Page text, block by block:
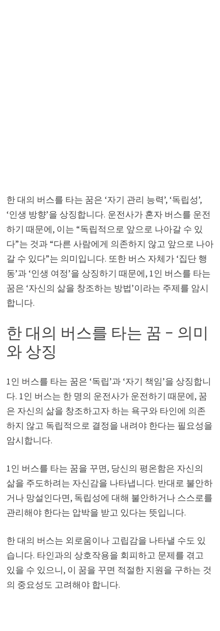
한 대의 버스를 타는 꿈은 ‘자기 관리 능력’, ‘독립성’,
‘인생 방향’을 상징합니다. 운전사가 혼자 버스를 운전
하기 때문에, 이는 “독립적으로 앞으로 나아갈 수 있
다”는 것과 “다른 사람에게 의존하지 않고 앞으로 나아
갈 수 있다”는 의미입니다. 또한 버스 자체가 ‘집단 행
동’과 ‘인생 여정’을 상징하기 때문에, 1인 버스를 타는
꿈은 ‘자신의 삶을 창조하는 방법’이라는 주제를 암시
합니다.
한 대의 버스를 타는 꿈 – 의미
와 상징
1인 버스를 타는 꿈은 ‘독립’과 ‘자기 책임’을 상징합니
다. 1인 버스는 한 명의 운전사가 운전하기 때문에, 꿈
은 자신의 삶을 창조하고자 하는 욕구와 타인에 의존
하지 않고 독립적으로 결정을 내려야 한다는 필요성을
암시합니다.
1인 버스를 타는 꿈을 꾸면, 당신의 평온함은 자신의
삶을 주도하려는 자신감을 나타냅니다. 반대로 불안하
거나 망설인다면, 독립성에 대해 불안하거나 스스로를
관리해야 한다는 압박을 받고 있다는 뜻입니다.
한 대의 버스는 외로움이나 고립감을 나타낼 수도 있
습니다. 타인과의 상호작용을 회피하고 문제를 겪고
있을 수 있으니, 이 꿈을 꾸면 적절한 지원을 구하는 것
의 중요성도 고려해야 합니다.